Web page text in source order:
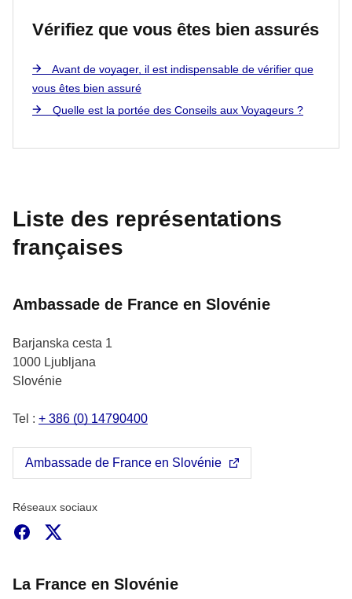
Vérifiez que vous êtes bien assurés
Avant de voyager, il est indispensable de vérifier que
vous êtes bien assuré
Quelle est la portée des Conseils aux Voyageurs ?
Liste des représentations
françaises
Ambassade de France en Slovénie
Barjanska cesta 1
1000 Ljubljana
Slovénie
Tel : + 386 (0) 14790400
Ambassade de France en Slovénie
Réseaux sociaux
Facebook
La France en Slovénie